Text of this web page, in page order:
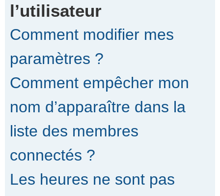
l’utilisateur
Comment modifier mes
paramètres ?
Comment empêcher mon
nom d’apparaître dans la
liste des membres
connectés ?
Les heures ne sont pas